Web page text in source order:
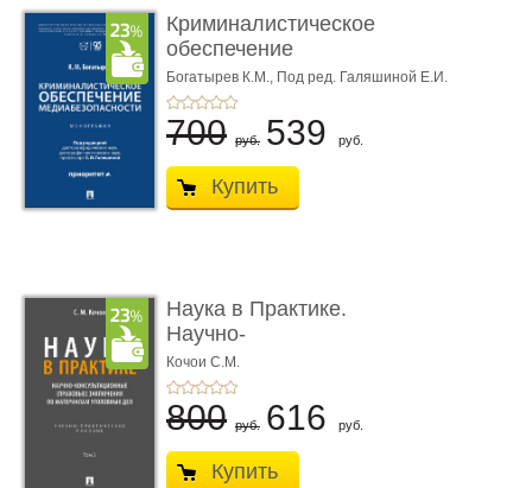
Криминалистическое
обеспечение
медиабезопас� ...
Богатырев К.М., Под ред. Галяшиной Е.И.
700 руб. 539 руб.
Купить
Наука в Практике.
Научно-
консультационные (пра
...
Кочои С.М.
800 руб. 616 руб.
Купить